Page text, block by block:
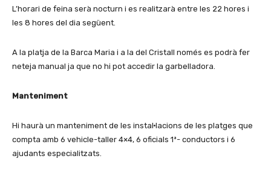
L’horari de feina serà nocturn i es realitzarà entre les 22 hores i
les 8 hores del dia següent.
A la platja de la Barca Maria i a la del Cristall només es podrà fer
neteja manual ja que no hi pot accedir la garbelladora.
Manteniment
Hi haurà un manteniment de les instal·lacions de les platges que
compta amb 6 vehicle-taller 4×4, 6 oficials 1ª- conductors i 6
ajudants especialitzats.